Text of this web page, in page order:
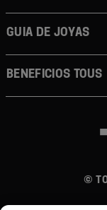
©
Guia de joyas
Beneficios TOUS